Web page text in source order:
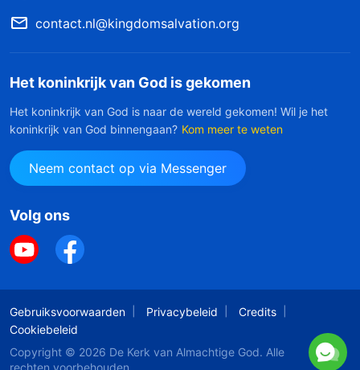
contact.nl@kingdomsalvation.org
Het koninkrijk van God is gekomen
Het koninkrijk van God is naar de wereld gekomen! Wil je het
koninkrijk van God binnengaan? Kom meer te weten
Neem contact op via Messenger
Volg ons
Gebruiksvoorwaarden Privacybeleid
Credits
Cookiebeleid
Copyright © 2026 De Kerk van Almachtige God. Alle
rechten voorbehouden.